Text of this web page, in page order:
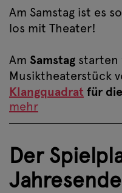
Am Samstag ist es
los mit Theater!
Am Samstag starten
Musiktheaterstück
Klangquadrat für
mehr
Der